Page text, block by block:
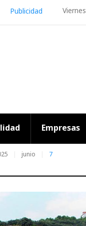
Publicidad
Empresas
junio 7